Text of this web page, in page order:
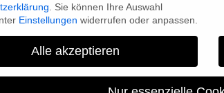
Sie können Ihre Auswahl
Einstellungen widerrufen oder anpassen.
Alle akzeptieren